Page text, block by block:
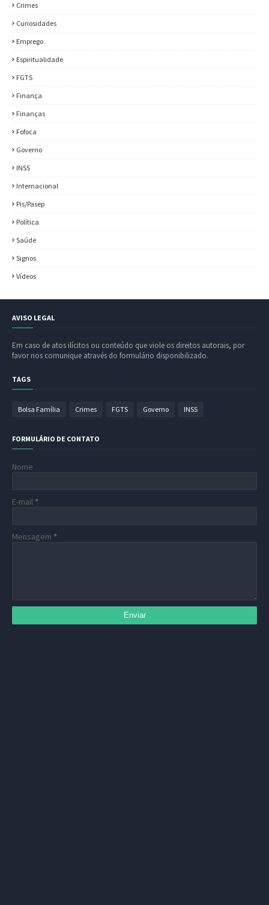
Crimes
Curiosidades
Emprego
Espiritualidade
FGTS
Finança
Finanças
Fofoca
Governo
INSS
Internacional
Pis/Pasep
Política
Saúde
Signos
Vídeos
AVISO LEGAL
Em caso de atos ilícitos ou conteúdo que viole os direitos autorais, por
favor nos comunique através do formulário disponibilizado.
TAGS
Bolsa Família Crimes FGTS Governo INSS
FORMULÁRIO DE CONTATO
Nome
E-mail *
Mensagem *